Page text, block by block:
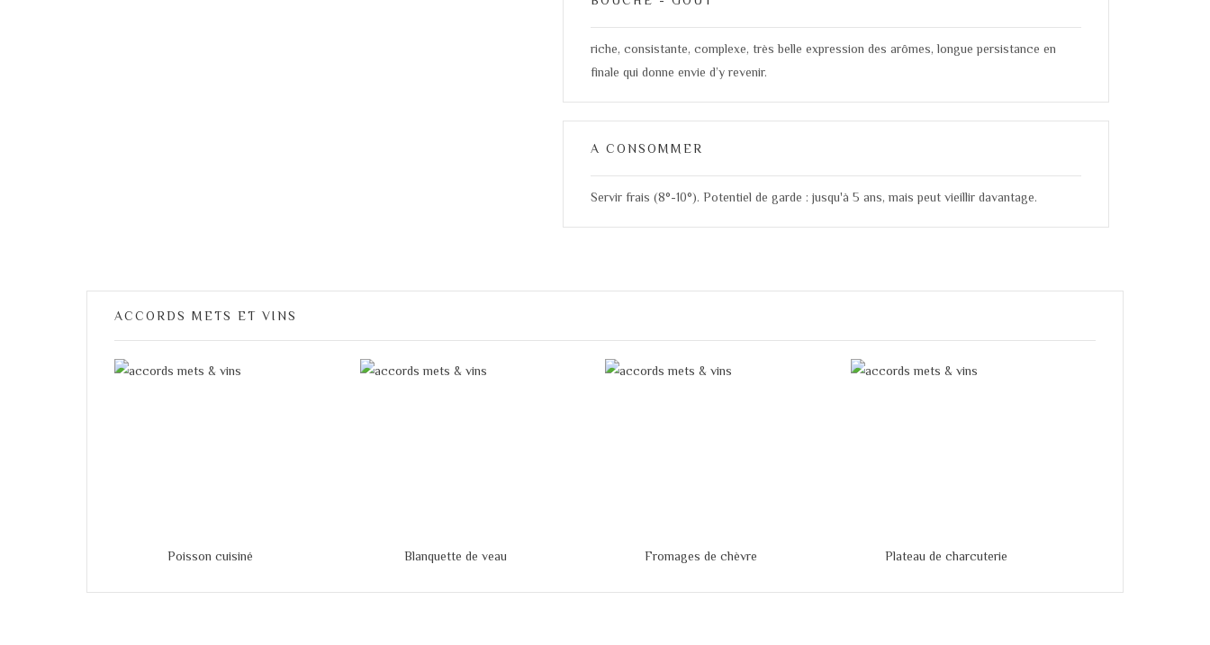
riche, consistante, complexe, très belle expression des arômes, longue persistance en
finale qui donne envie d’y revenir.
A CONSOMMER
Servir frais (8°-10°). Potentiel de garde : jusqu'à 5 ans, mais peut vieillir davantage.
ACCORDS METS ET VINS
Poisson cuisiné Blanquette de veau Fromages de chèvre Plateau de charcuterie